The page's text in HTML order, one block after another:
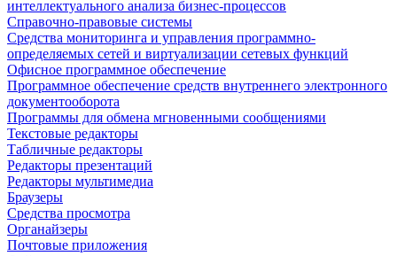
интеллектуального анализа бизнес-процессов
Справочно-правовые системы
Средства мониторинга и управления программно-
определяемых сетей и виртуализации сетевых функций
Офисное программное обеспечение
Программное обеспечение средств внутреннего электронного
документооборота
Программы для обмена мгновенными сообщениями
Текстовые редакторы
Табличные редакторы
Редакторы презентаций
Редакторы мультимедиа
Браузеры
Средства просмотра
Органайзеры
Почтовые приложения